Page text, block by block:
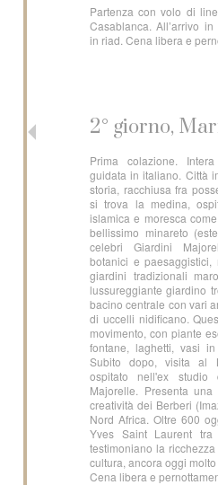
Partenza con volo di
Casablanca. All’arrivo
in riad. Cena libera e
2° giorno,
Prima colazione.
guidata in italiano. Città
storia, racchiusa fra
si trova la medina,
islamica e moresca
bellissimo minareto
celebri Giardini
botanici e
giardini tradizionali
lussureggiante giardino
bacino centrale con vari
di uccelli nidificano.
movimento, con piante
fontane, laghetti, vasi
Subito dopo, visita al
ospitato nell'ex studio
Majorelle. Presenta
creatività dei Berberi
Nord Africa. Oltre 600
Yves Saint Laurent
testimoniano la
cultura, ancora oggi
Cena libera e